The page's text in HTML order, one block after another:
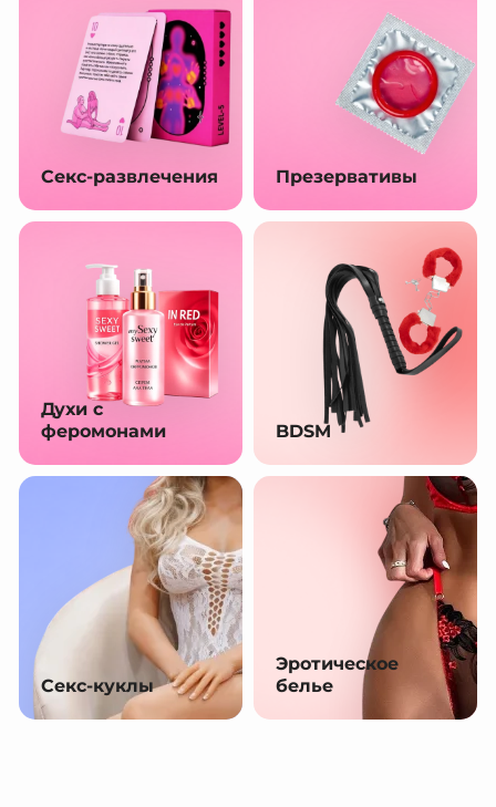
Секс-развлечения Презервативы
Духи с
феромонами
BDSM
Секс-куклы
Эротическое
белье